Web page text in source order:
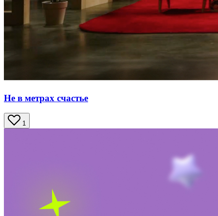
Не в метрах счастье
1